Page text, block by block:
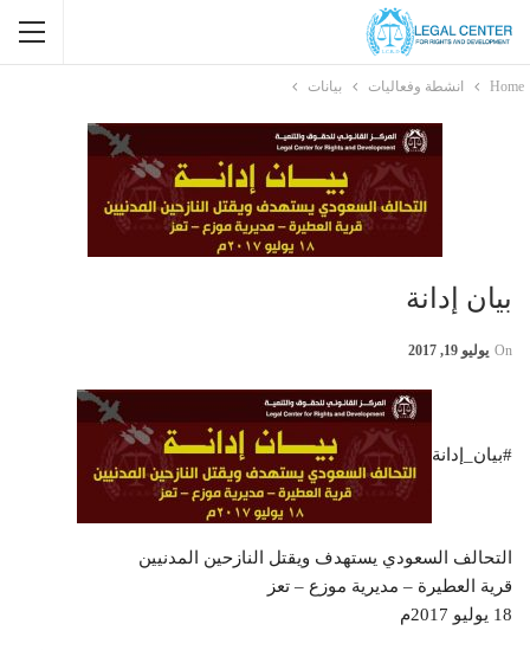
Home انشطة وفعاليات بيانات
بيان إدانة
On يوليو 19, 2017
#بيان_إدانة
التحالف السعودي يستهدف ويقتل النازحين المدنيين
قرية العطيرة – مديرية موزع – تعز
18 يوليو 2017م